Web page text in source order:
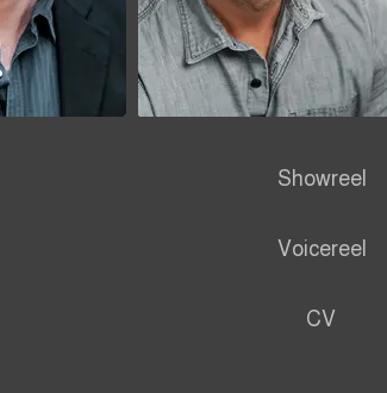
Showreel
Voicereel
CV